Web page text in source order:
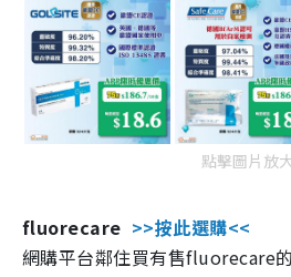
點擊圖片放
fluorecare >>按此選購<<
網購平台鄰住買有售fluorecare